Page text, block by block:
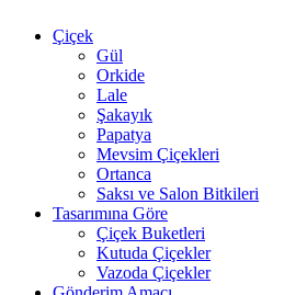
Çiçek
Gül
Orkide
Lale
Şakayık
Papatya
Mevsim Çiçekleri
Ortanca
Saksı ve Salon Bitkileri
Tasarımına Göre
Çiçek Buketleri
Kutuda Çiçekler
Vazoda Çiçekler